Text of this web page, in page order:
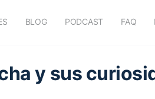
BLOG PODCAST FAQ
y sus